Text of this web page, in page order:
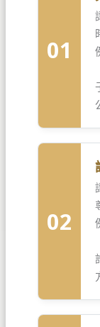
01
02